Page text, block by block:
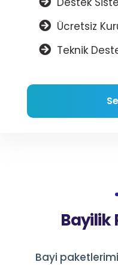
Ücretsiz
Teknik
Bayilik
Bayi